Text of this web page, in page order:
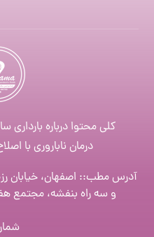
کلی محتوا درباره بارداری سالم(با ۳۰ سال
درمان ناباروری با
آدرس مطب:: اصفهان، خیابان
و سه راه بنفشه، مجتمع هفت